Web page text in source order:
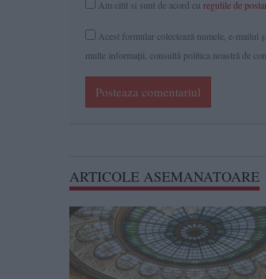
Am citit si sunt de acord cu regulile de
Acest formular colectează numele, e-
multe informaţii, consultă politica noastră de
Posteaza comentariul
ARTICOLE ASEMANATOARE